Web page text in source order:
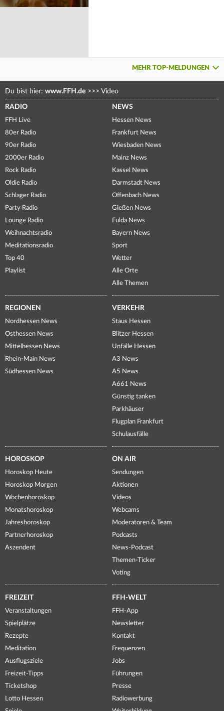
MEHR TOP-MELDUNGEN
Du bist hier: www.FFH.de >>> Video
RADIO
FFH Live
80er Radio
90er Radio
2000er Radio
Rock Radio
Oldie Radio
Schlager Radio
Party Radio
Lounge Radio
Weihnachtsradio
Meditationsradio
Top 40
Playlist
NEWS
Hessen News
Frankfurt News
Wiesbaden News
Mainz News
Kassel News
Darmstadt News
Offenbach News
Gießen News
Fulda News
Bayern News
Sport
Wetter
Alle Orte
Alle Themen
REGIONEN
Nordhessen News
Osthessen News
Mittelhessen News
Rhein-Main News
Südhessen News
VERKEHR
Staus Hessen
Blitzer Hessen
Unfälle Hessen
A3 News
A5 News
A661 News
Günstig tanken
Parkhäuser
Flugplan Frankfurt
Schulausfälle
HOROSKOP
Horoskop Heute
Horoskop Morgen
Wochenhoroskop
Monatshoroskop
Jahreshoroskop
Partnerhoroskop
Aszendent
ON AIR
Sendungen
Aktionen
Videos
Webcams
Moderatoren & Team
Podcasts
News-Podcast
Themen-Ticker
Voting
FREIZEIT
Veranstaltungen
Spielplätze
Rezepte
Meditation
Ausflugsziele
Freizeit-Tipps
Ticketshop
Lotto Hessen
FFH-WELT
FFH-App
Newsletter
Kontakt
Frequenzen
Jobs
Führungen
Presse
Radiowerbung